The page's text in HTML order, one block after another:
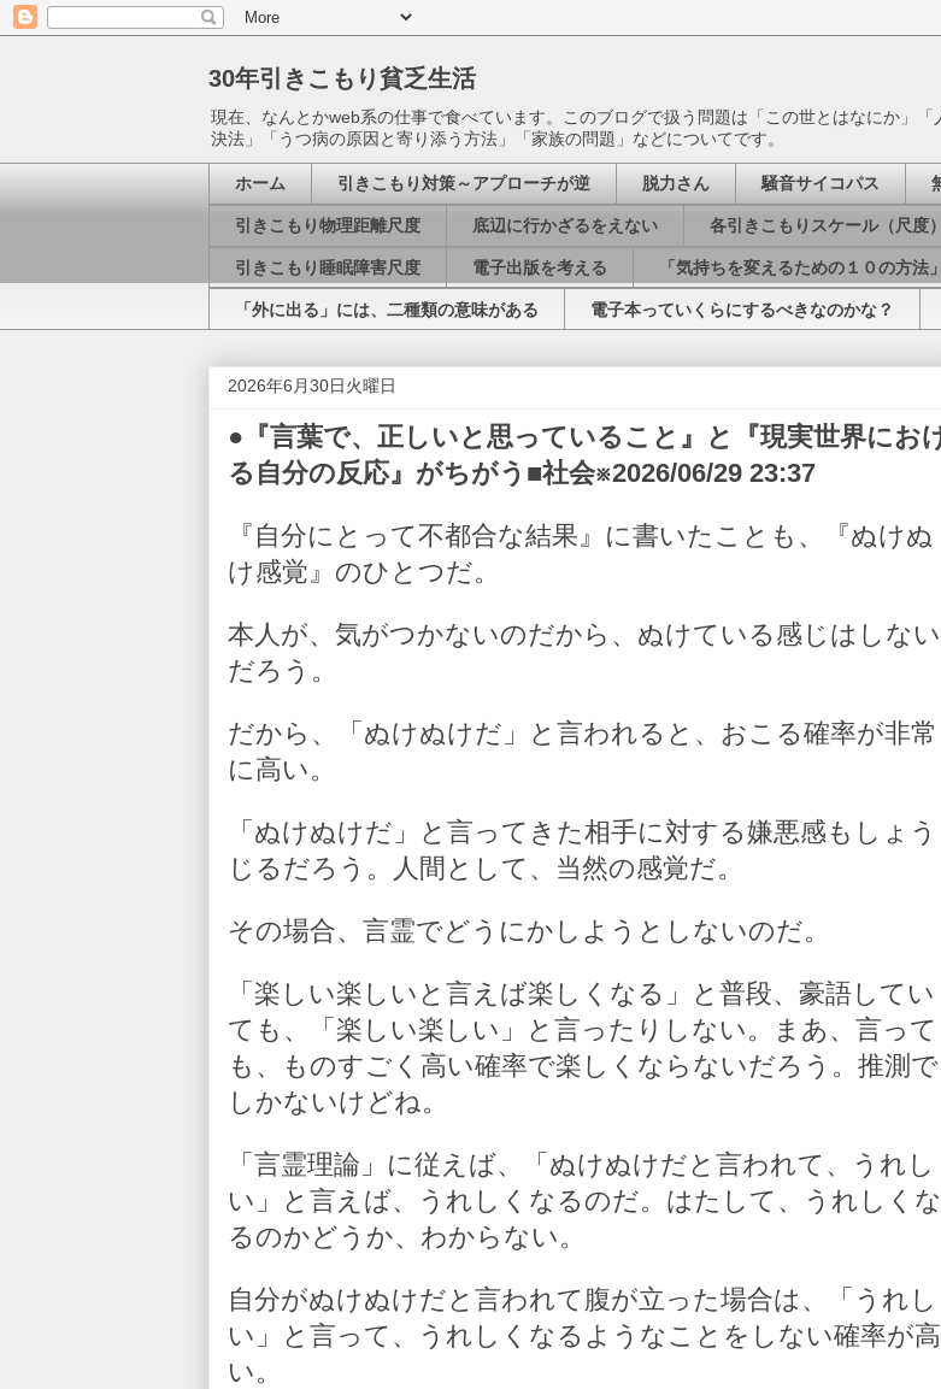
30年引きこもり貧乏生活
現在、なんとかweb系の仕事で食べています。このブログで扱う問題は「この世とはなにか」
決法」「うつ病の原因と寄り添う方法」「家族の問題」などについてです。
ホーム 引きこもり対策～アプローチが逆 脱力さん 騒音サイコパス
引きこもり物理距離尺度 底辺に行かざるをえない 各引きこもりスケール（尺度）
引きこもり睡眠障害尺度 電子出版を考える 「気持ちを変えるための１０の方
「外に出る」には、二種類の意味がある 電子本っていくらにするべきなのかな？
2026年6月30日火曜日
●『言葉で、正しいと思っていること』と『現実世界にお
る自分の反応』がちがう■社会※2026/06/29 23:37
『自分にとって不都合な結果』に書いたことも、『ぬけぬ
け感覚』のひとつだ。
本人が、気がつかないのだから、ぬけている感じはしない
だろう。
だから、「ぬけぬけだ」と言われると、おこる確率が非常
に高い。
「ぬけぬけだ」と言ってきた相手に対する嫌悪感もしょう
じるだろう。人間として、当然の感覚だ。
その場合、言霊でどうにかしようとしないのだ。
「楽しい楽しいと言えば楽しくなる」と普段、豪語してい
ても、「楽しい楽しい」と言ったりしない。まあ、言って
も、ものすごく高い確率で楽しくならないだろう。推測で
しかないけどね。
「言霊理論」に従えば、「ぬけぬけだと言われて、うれし
い」と言えば、うれしくなるのだ。はたして、うれしくな
るのかどうか、わからない。
自分がぬけぬけだと言われて腹が立った場合は、「うれし
い」と言って、うれしくなるようなことをしない確率が高
い。